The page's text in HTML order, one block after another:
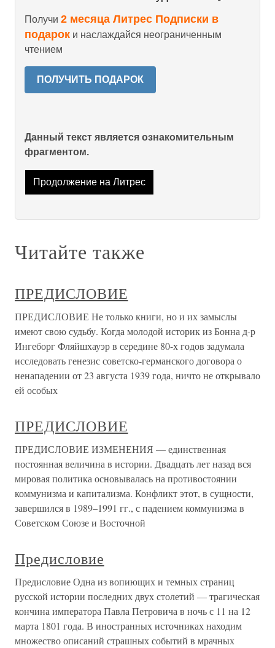
Получи 2 месяца Литрес Подписки в
подарок и наслаждайся неограниченным
чтением
ПОЛУЧИТЬ ПОДАРОК
Данный текст является ознакомительным
фрагментом.
Продолжение на Литрес
Читайте также
ПРЕДИСЛОВИЕ
ПРЕДИСЛОВИЕ Не только книги, но и их замыслы
имеют свою судьбу. Когда моло­дой историк из Бонна д-р
Ингеборг Фляйшхауэр в середине 80-х годов задумала
исследовать генезис советско-германского договора о
ненапа­дении от 23 августа 1939 года, ничто не открывало
ей особых
ПРЕДИСЛОВИЕ
ПРЕДИСЛОВИЕ ИЗМЕНЕНИЯ — единственная
постоянная величина в истории. Двадцать лет назад вся
мировая политика основывалась на противостоянии
коммунизма и капитализма. Конфликт этот, в сущности,
завершился в 1989–1991 гг., с падением коммунизма в
Советском Союзе и Восточной
Предисловие
Предисловие Одна из вопиющих и темных страниц
русской истории последних двух столетий — трагическая
кончина императора Павла Петровича в ночь с 11 на 12
марта 1801 года. В иностранных источниках находим
множество описаний страшных событий в мрачных